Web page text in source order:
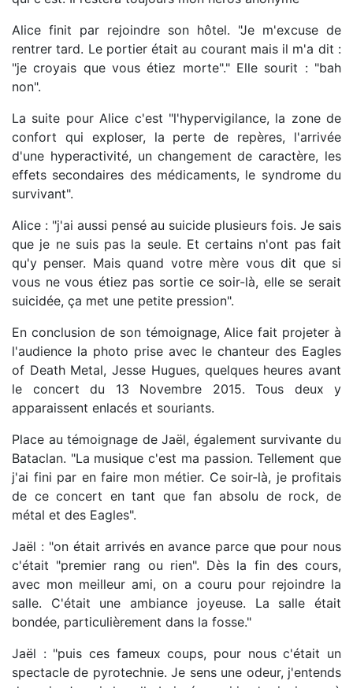
Alice finit par rejoindre son hôtel. "Je m'excuse de
rentrer tard. Le portier était au courant mais il m'a dit :
"je croyais que vous étiez morte"." Elle sourit : "bah
non".
La suite pour Alice c'est "l'hypervigilance, la zone de
confort qui exploser, la perte de repères, l'arrivée
d'une hyperactivité, un changement de caractère, les
effets secondaires des médicaments, le syndrome du
survivant".
Alice : "j'ai aussi pensé au suicide plusieurs fois. Je sais
que je ne suis pas la seule. Et certains n'ont pas fait
qu'y penser. Mais quand votre mère vous dit que si
vous ne vous étiez pas sortie ce soir-là, elle se serait
suicidée, ça met une petite pression".
En conclusion de son témoignage, Alice fait projeter à
l'audience la photo prise avec le chanteur des Eagles
of Death Metal, Jesse Hugues, quelques heures avant
le concert du 13 Novembre 2015. Tous deux y
apparaissent enlacés et souriants.
Place au témoignage de Jaël, également survivante du
Bataclan. "La musique c'est ma passion. Tellement que
j'ai fini par en faire mon métier. Ce soir-là, je profitais
de ce concert en tant que fan absolu de rock, de
métal et des Eagles".
Jaël : "on était arrivés en avance parce que pour nous
c'était "premier rang ou rien". Dès la fin des cours,
avec mon meilleur ami, on a couru pour rejoindre la
salle. C'était une ambiance joyeuse. La salle était
bondée, particulièrement dans la fosse."
Jaël : "puis ces fameux coups, pour nous c'était un
spectacle de pyrotechnie. Je sens une odeur, j'entends